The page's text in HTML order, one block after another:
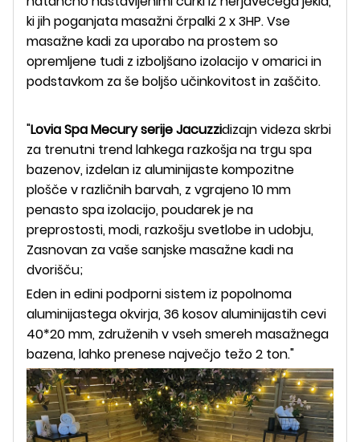
ki jih poganjata masažni črpalki 2 x 3HP. Vse
masažne kadi za uporabo na prostem so
opremljene tudi z izboljšano izolacijo v omarici in
podstavkom za še boljšo učinkovitost in zaščito.
"Lovia Spa Mecury serije Jacuzzidizajn videza skrbi
za trenutni trend lahkega razkošja na trgu spa
bazenov, izdelan iz aluminijaste kompozitne
plošče v različnih barvah, z vgrajeno 10 mm
penasto spa izolacijo, poudarek je na
preprostosti, modi, razkošju svetlobe in udobju,
Zasnovan za vaše sanjske masažne kadi na
dvorišču;
Eden in edini podporni sistem iz popolnoma
aluminijastega okvirja, 36 kosov aluminijastih cevi
40*20 mm, združenih v vseh smereh masažnega
bazena, lahko prenese največjo težo 2 ton."